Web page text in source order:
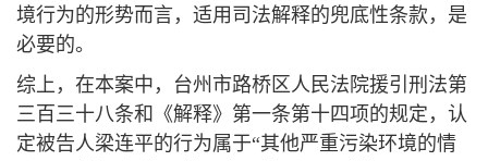
境行为的形势而言，适用司法解释的兜底性条款，是
必要的。
综上，在本案中，台州市路桥区人民法院援引刑法第
三百三十八条和《解释》第一条第十四项的规定，认
定被告人梁连平的行为属于“其他严重污染环境的情